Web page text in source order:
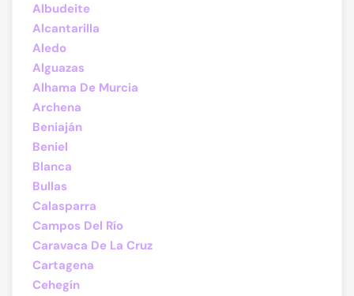
Albudeite
Alcantarilla
Aledo
Alguazas
Alhama De Murcia
Archena
Beniaján
Beniel
Blanca
Bullas
Calasparra
Campos Del Río
Caravaca De La Cruz
Cartagena
Cehegín